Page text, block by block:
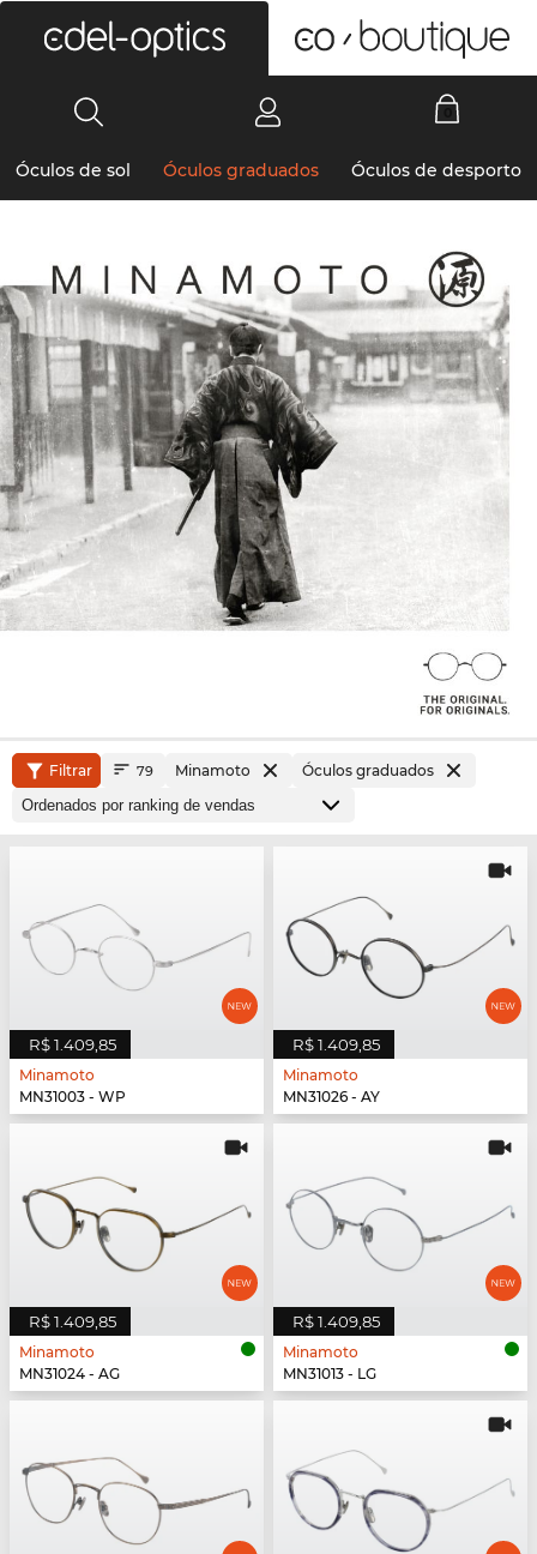
Óculos de sol Óculos graduados Óculos de desporto
Filtrar 79 Minamoto Óculos graduados
R$ 1.409,85
Minamoto
MN31003 - WP
R$ 1.409,85
Minamoto
MN31026 - AY
R$ 1.409,85
Minamoto
MN31024 - AG
R$ 1.409,85
Minamoto
MN31013 - LG